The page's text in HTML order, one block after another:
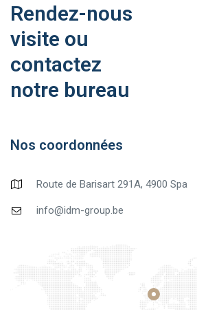
Rendez-nous
visite ou
contactez
notre bureau
Nos coordonnées
Route de Barisart 291A, 4900 Spa
info@idm-group.be